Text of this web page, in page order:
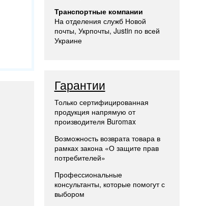
Транспортные компании
На отделения служб Новой
почты, Укрпочты, Justin по всей
Украине
Гарантии
Только сертифицированная
продукция напрямую от
производителя Buromax
Возможность возврата товара в
рамках закона «О защите прав
потребителей»
Профессиональные
консультанты, которые помогут с
выбором